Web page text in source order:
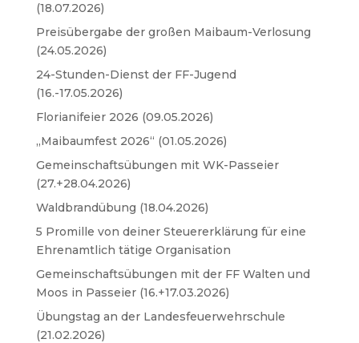
(18.07.2026)
Preisübergabe der großen Maibaum-Verlosung
(24.05.2026)
24-Stunden-Dienst der FF-Jugend
(16.-17.05.2026)
Florianifeier 2026 (09.05.2026)
„Maibaumfest 2026“ (01.05.2026)
Gemeinschaftsübungen mit WK-Passeier
(27.+28.04.2026)
Waldbrandübung (18.04.2026)
5 Promille von deiner Steuererklärung für eine
Ehrenamtlich tätige Organisation
Gemeinschaftsübungen mit der FF Walten und
Moos in Passeier (16.+17.03.2026)
Übungstag an der Landesfeuerwehrschule
(21.02.2026)